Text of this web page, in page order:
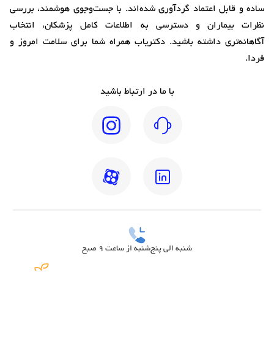
ساده و قابل اعتماد گردآوری شده‌اند. با جست‌وجوی هوشمند، بررسی
نظرات بیماران و دسترسی به اطلاعات کامل پزشکان، انتخاب
آگاهانه‌تری داشته باشید. دکتریاب همراه شما برای سلامت امروز و
فردا.
با ما در ارتباط باشید
شنبه الی پنج‌شنبه از ساعت 9 صبح